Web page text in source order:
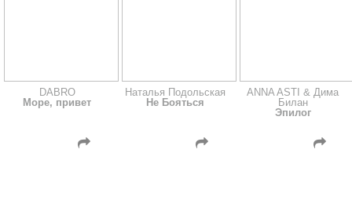
DABRO
Море, привет
Наталья Подольская
Не Бояться
ANNA ASTI & Дима
Билан
Эпилог